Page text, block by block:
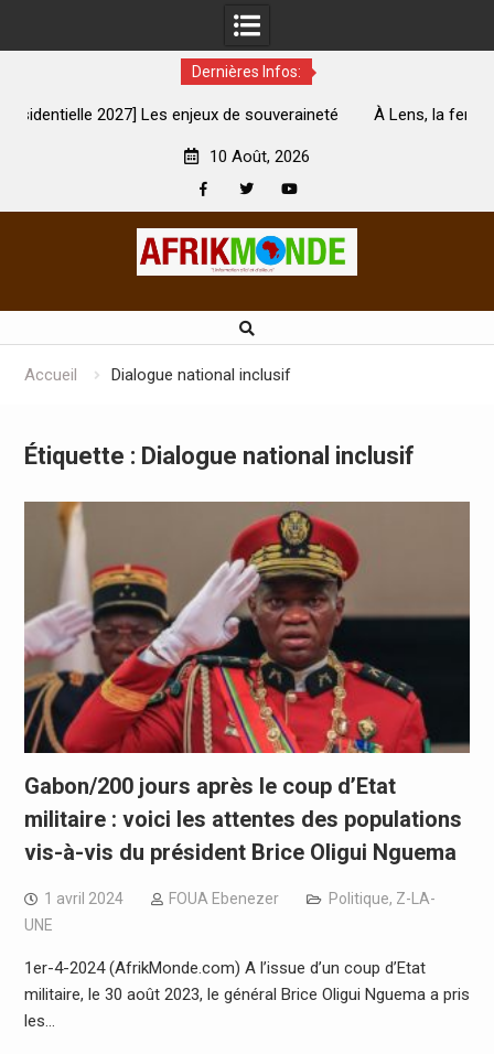
Dernières Infos:
Les enjeux de souveraineté
À Lens, la femme qui avait été
10 Août, 2026
Accueil Dialogue national inclusif
Étiquette : Dialogue national inclusif
Gabon/200 jours après le coup d’Etat
militaire : voici les attentes des populations
vis-à-vis du président Brice Oligui Nguema
1 avril 2024 FOUA Ebenezer Politique, Z-LA-
UNE
1er-4-2024 (AfrikMonde.com) A l’issue d’un coup d’Etat
militaire, le 30 août 2023, le général Brice Oligui Nguema a pris
les…